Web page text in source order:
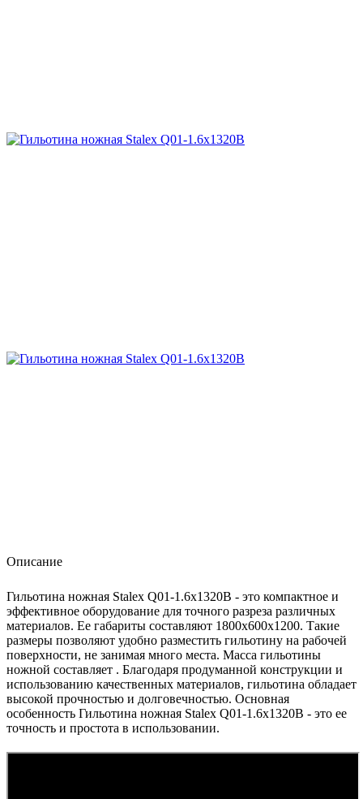
Описание
Гильотина ножная Stalex Q01-1.6x1320B - это компактное и
эффективное оборудование для точного разреза различных
материалов. Ее габариты составляют 1800х600х1200. Такие
размеры позволяют удобно разместить гильотину на рабочей
поверхности, не занимая много места. Масса гильотины
ножной составляет . Благодаря продуманной конструкции и
использованию качественных материалов, гильотина обладает
высокой прочностью и долговечностью. Основная
особенность Гильотина ножная Stalex Q01-1.6x1320B - это ее
точность и простота в использовании.